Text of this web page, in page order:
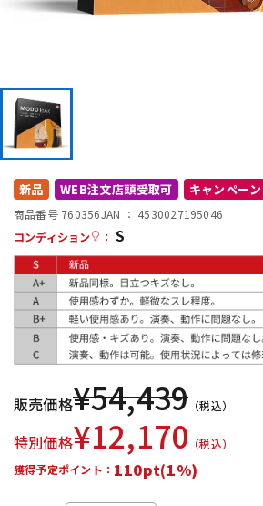
配信/ライブ機器
新品 WEB注文店頭受取可 キャンペーン
商品番号 760356JAN ： 4530027195046
コンディション
： S
販売価格¥54,439 （税込）
特別価格¥12,170 （税込）
獲得予定ポイント： 110pt(1%)